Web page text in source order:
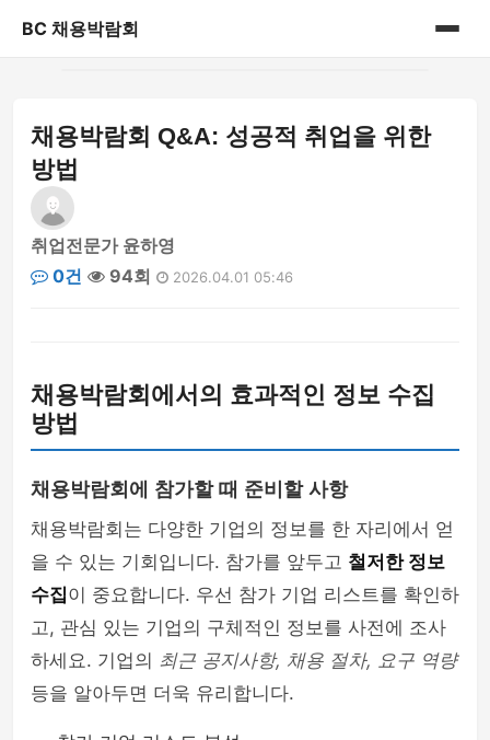
BC 채용박람회
게시판
채용박람회 Q&A: 성공적 취업을 위한
방법
취업전문가 윤하영
0건
94회 2026.04.01 05:46
채용박람회에서의 효과적인 정보 수집
방법
채용박람회에 참가할 때 준비할 사항
채용박람회는 다양한 기업의 정보를 한 자리에서 얻
을 수 있는 기회입니다. 참가를 앞두고 철저한 정보
수집이 중요합니다. 우선 참가 기업 리스트를 확인하
고, 관심 있는 기업의 구체적인 정보를 사전에 조사
하세요. 기업의 최근 공지사항, 채용 절차, 요구 역량
등을 알아두면 더욱 유리합니다.